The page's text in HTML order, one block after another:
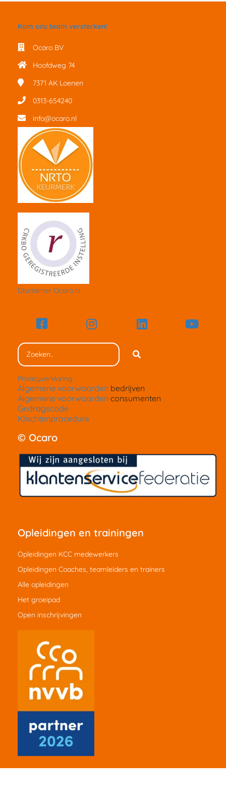
Kom ons team versterken!
Ocaro BV
Hoofdweg 74
7371 AK Loenen
0313-654240
info@ocaro.nl
Disclaimer Ocaro.nl
Privacyverklaring
Algemene voorwaarden bedrijven
Algemene voorwaarden consumenten
Gedragscode
Klachtenprocedure
© Ocaro
Opleidingen en trainingen
Opleidingen KCC medewerkers
Opleidingen Coaches, teamleiders en trainers
Alle opleidingen
Het groeipad
Open inschrijvingen